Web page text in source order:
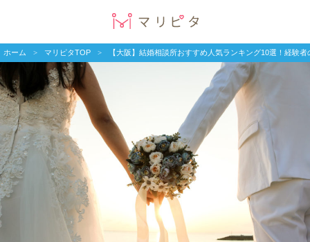
ホーム マリピタTOP 【大阪】結婚相談所おすすめ人気ランキング10選！経験